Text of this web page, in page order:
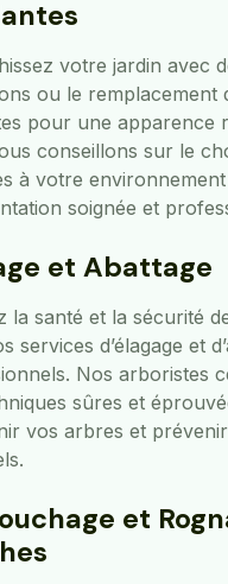
votre jardin avec
ou le remplacement
pour une apparence
conseillons sur le
à votre
soignée et
et Abattage
la santé et la sécurité
services d’élagage et
Nos arboristes
sûres et
vos arbres et
et